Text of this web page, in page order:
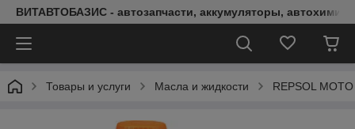
ВИТАВТОБАЗИС - автозапчасти, аккумуляторы, автохимия,
Товары и услуги Масла и жидкости REPSOL MOTO